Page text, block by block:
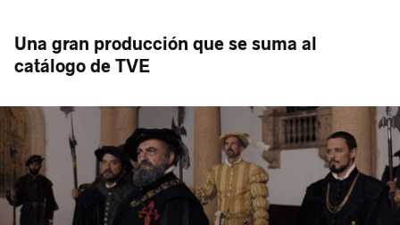
Una gran producción que se suma al
catálogo de TVE